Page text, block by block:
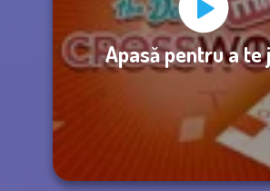
Apasă pentru a te